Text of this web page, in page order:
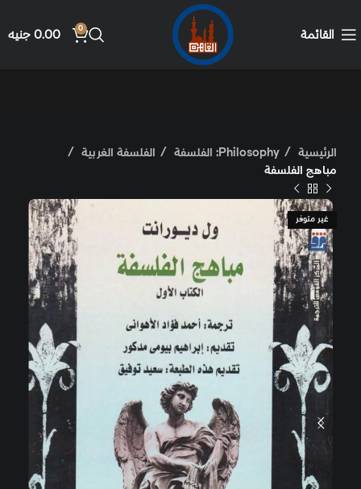
القائمة 0
0.00 جنيه
الرئيسية Philosophy: الفلسفة
الفلسفة الغربية
مباهج الفلسفة
غير متوفر